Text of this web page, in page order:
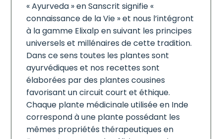
« Ayurveda » en Sanscrit signifie «
connaissance de la Vie » et nous l’intégront
à la gamme Elixalp en suivant les principes
universels et millénaires de cette tradition.
Dans ce sens toutes les plantes sont
ayurvédiques et nos recettes sont
élaborées par des plantes cousines
favorisant un circuit court et éthique.
Chaque plante médicinale utilisée en Inde
correspond à une plante possédant les
mêmes propriétés thérapeutiques en